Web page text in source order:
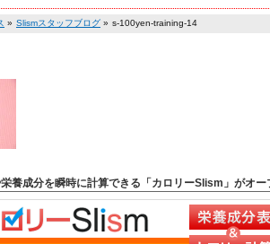
» Slismスタッフブログ » s-100yen-training-14
養成分を瞬時に計算できる「カロリーSlism」がオー